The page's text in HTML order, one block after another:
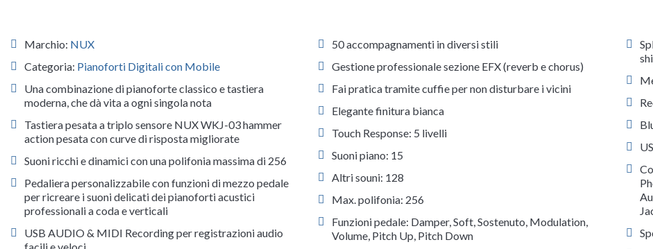
Marchio: NUX
Categoria: Pianoforti Digitali con Mobile
Una combinazione di pianoforte classico e tastiera
moderna, che dà vita a ogni singola nota
Tastiera pesata a triplo sensore NUX WKJ-03 hammer
action pesata con curve di risposta migliorate
Suoni ricchi e dinamici con una polifonia massima di 256
Pedaliera personalizzabile con funzioni di mezzo pedale
per ricreare i suoni delicati dei pianoforti acustici
professionali a coda e verticali
USB AUDIO & MIDI Recording per registrazioni audio
50 accompagnamenti in diversi stili
Gestione professionale sezione EFX (reverb e chorus)
Fai pratica tramite cuffie per non disturbare i vicini
Elegante finitura bianca
Touch Response: 5 livelli
Suoni piano: 15
Altri souni: 128
Max. polifonia: 256
Funzioni pedale: Damper, Soft, Sostenuto, Modulation,
Volume, Pitch Up, Pitch Down